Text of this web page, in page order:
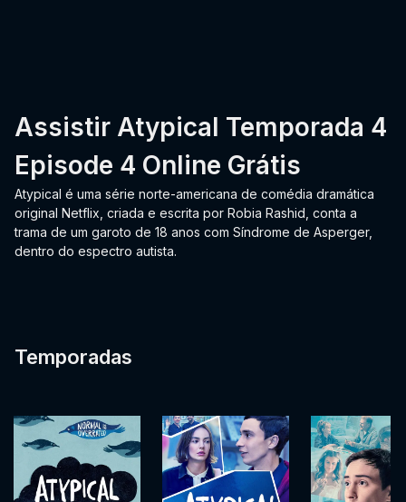
Assistir Atypical Temporada 4
Episode 4 Online Grátis
Atypical é uma série norte-americana de comédia dramática
original Netflix, criada e escrita por Robia Rashid, conta a
trama de um garoto de 18 anos com Síndrome de Asperger,
dentro do espectro autista.
Temporadas